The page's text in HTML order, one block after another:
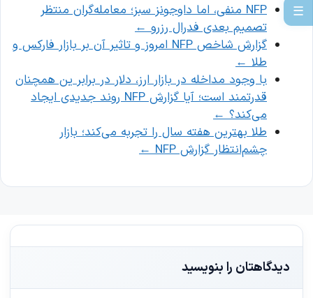
☰
NFP منفی، اما داوجونز سبز؛ معامله‌گران منتظر
تصمیم بعدی فدرال رزرو ←
گزارش شاخص NFP امروز و تاثیر آن بر بازار فارکس و
طلا ←
با وجود مداخله در بازار ارز، دلار در برابر ین همچنان
قدرتمند است؛ آیا گزارش NFP روند جدیدی ایجاد
می‌کند؟ ←
طلا بهترین هفته سال را تجربه می‌کند؛ بازار
چشم‌انتظار گزارش NFP
←
دیدگاهتان را بنویسید